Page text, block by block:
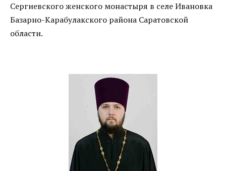
Сергиевского женского монастыря в селе Ивановка
Базарно-Карабулакского района Саратовской
области.